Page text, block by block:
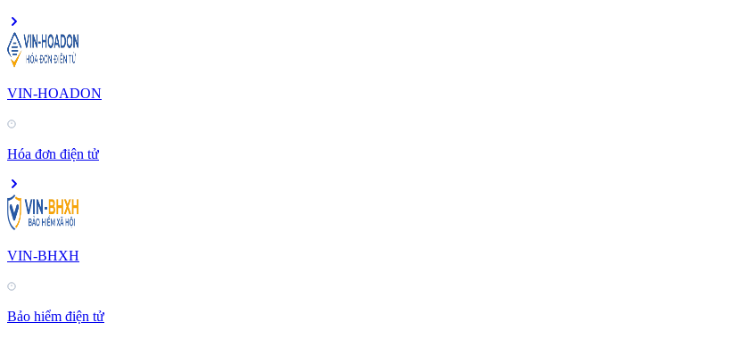
VIN-HOADON
Hóa đơn điện tử
VIN-BHXH
Bảo hiểm điện tử